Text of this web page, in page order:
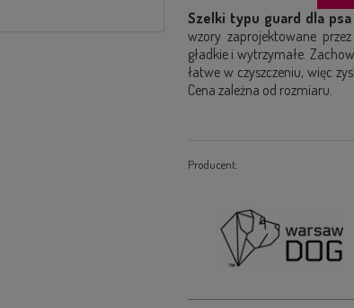
Szelki typu guard dla psa
wzory zaprojektowane
gładkie i wytrzymałe.
łatwe w czyszczeniu, więc
Cena zależna od rozmiaru.
Producent: